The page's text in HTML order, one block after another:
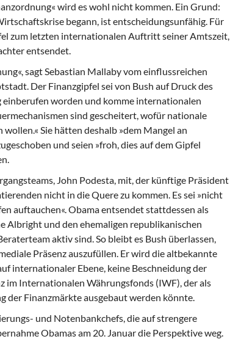
wird es wohl nicht kommen. Ein Grund:
begann, ist entscheidungsunfähig. Für
zum letzten internationalen Auftritt seiner Amtszeit,
entsendet.
sagt Sebastian Mallaby vom einflussreichen
Der Finanzgipfel sei von Bush auf Druck des
einberufen worden und komme internationalen
sind gescheitert, wofür nationale
Sie hätten deshalb »dem Mangel an
und seien »froh, dies auf dem Gipfel
John Podesta, mit, der künftige Präsident
nicht in die Quere zu kommen. Es sei »nicht
auftauchen«. Obama entsendet stattdessen als
Albright und den ehemaligen republikanischen
aktiv sind. So bleibt es Bush überlassen,
Präsenz auszufüllen. Er wird die altbekannte
internationaler Ebene, keine Beschneidung der
im Internationalen Währungsfonds (IWF), der als
der Finanzmärkte ausgebaut werden könnte.
und Notenbankchefs, die auf strengere
Obamas am 20. Januar die Perspektive weg.